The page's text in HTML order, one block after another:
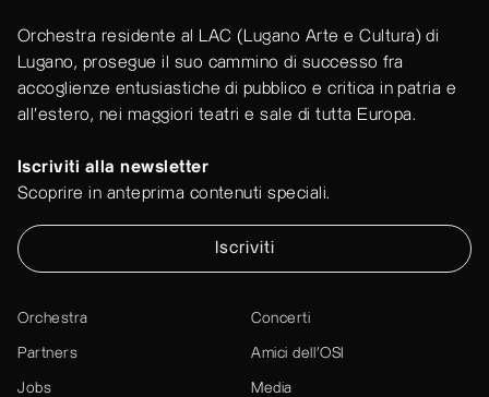
Orchestra residente al LAC (Lugano Arte e Cultura) di
Lugano, prosegue il suo cammino di successo fra
accoglienze entusiastiche di pubblico e critica in patria e
all'estero, nei maggiori teatri e sale di tutta Europa.
Iscriviti alla newsletter
Scoprire in anteprima contenuti speciali.
Iscriviti
Orchestra Concerti
Partners Amici dell’OSI
Jobs Media